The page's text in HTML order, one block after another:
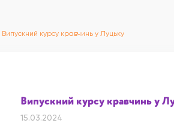
Випускний курсу кравчинь у Луцьку
Випускний курсу кравчинь у
15.03.2024